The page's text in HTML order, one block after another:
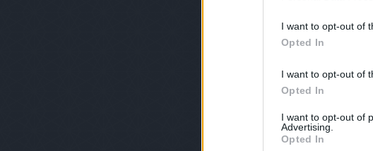
I want to opt-out of
Opted In
I want to opt-out of
Opted In
I want to opt-out of
Advertising.
Opted In